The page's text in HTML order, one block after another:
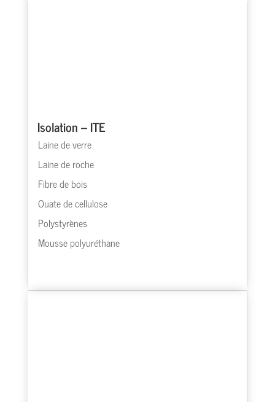
Isolation – ITE
Laine de verre
Laine de roche
Fibre de bois
Ouate de cellulose
Polystyrènes
Mousse polyuréthane